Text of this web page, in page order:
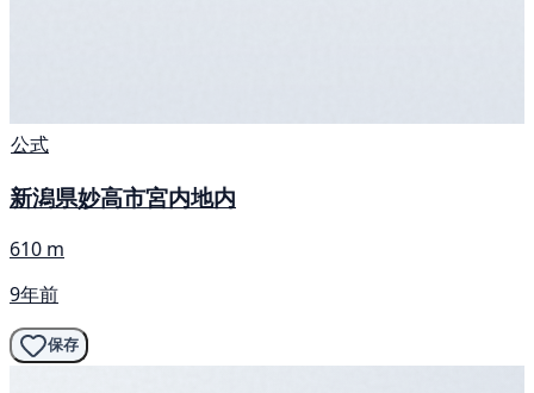
公式
新潟県妙高市宮内地内
610 m
9年前
保存